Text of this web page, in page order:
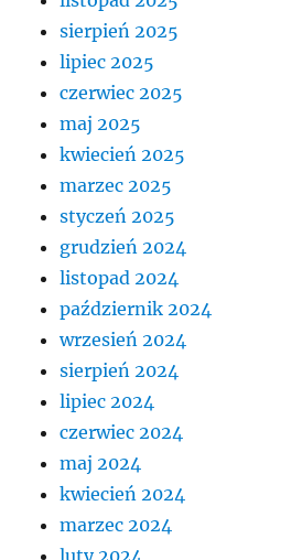
sierpień 2025
lipiec 2025
czerwiec 2025
maj 2025
kwiecień 2025
marzec 2025
styczeń 2025
grudzień 2024
listopad 2024
październik 2024
wrzesień 2024
sierpień 2024
lipiec 2024
czerwiec 2024
maj 2024
kwiecień 2024
marzec 2024